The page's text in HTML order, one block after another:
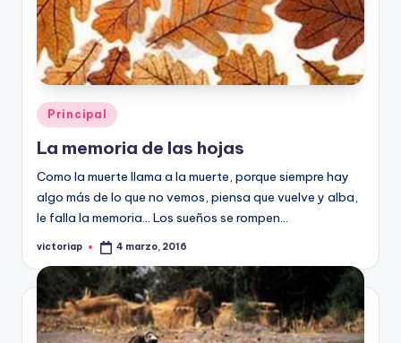
Publicado
en
Principal
La memoria de las hojas
Como la muerte llama a la muerte, porque siempre hay
algo más de lo que no vemos, piensa que vuelve y alba,
le falla la memoria… Los sueños se rompen…
Publicado
victoriap 4 marzo, 2016